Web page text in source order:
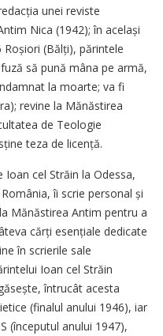
unei reviste
Nica (1942); în același
(Bălți), părintele
să pună mâna pe armă,
la moarte; va fi
revine la Mănăstirea
de Teologie
teza de licență.
Ioan cel Străin la Odessa,
îi scrie personal și
Mănăstirea Antim pentru a
cărți esențiale dedicate
în scrierile sale
Ioan cel Străin
întrucât acesta
(finalul anului 1946), iar
(începutul anului 1947),